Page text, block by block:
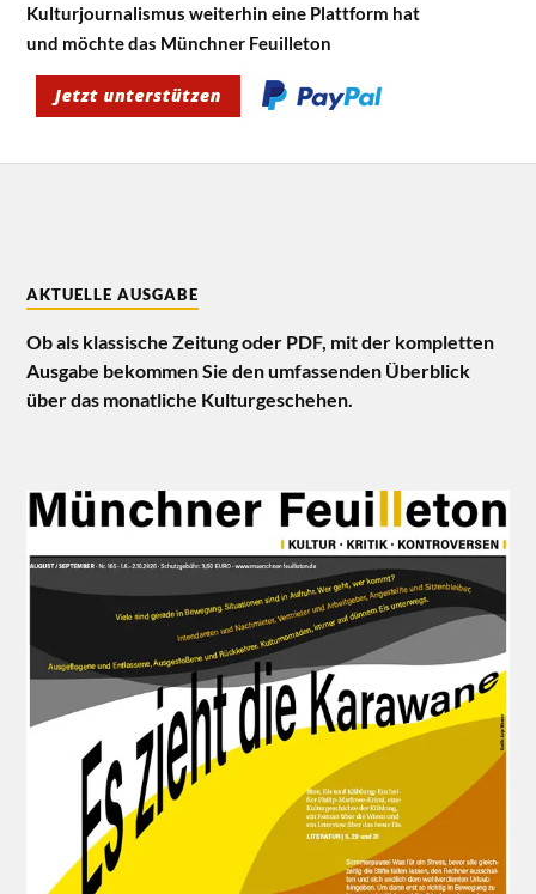
Kulturjournalismus weiterhin eine Plattform hat
und möchte das Münchner Feuilleton
AKTUELLE AUSGABE
Ob als klassische Zeitung oder PDF, mit der kompletten
Ausgabe bekommen Sie den umfassenden Überblick
über das monatliche Kulturgeschehen.